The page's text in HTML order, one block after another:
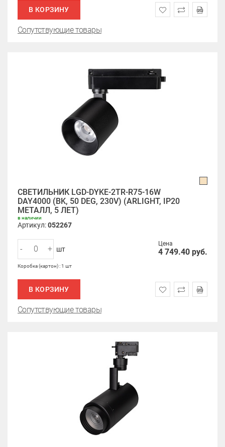
В КОРЗИНУ
Сопутствующие товары
СВЕТИЛЬНИК LGD-DYKE-2TR-R75-16W
DAY4000 (BK, 50 DEG, 230V) (ARLIGHT, IP20
МЕТАЛЛ, 5 ЛЕТ)
в наличии
Артикул:052267
Цена
4 749.40 руб.
- + шт
Коробка (картон) : 1 шт
В КОРЗИНУ
Сопутствующие товары